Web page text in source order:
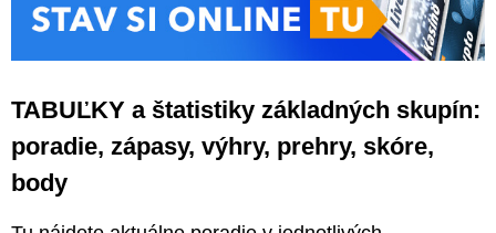
TABUĽKY a štatistiky základných skupín:
poradie, zápasy, výhry, prehry, skóre,
body